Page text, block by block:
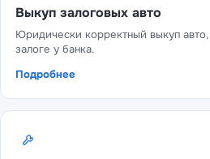
Выкуп залоговых авто
Юридически корректный выкуп
залоге у банка.
Подробнее